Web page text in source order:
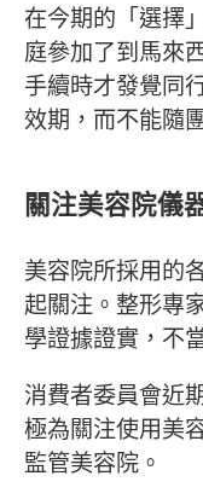
在今期的「選擇
庭參加了到馬來
手續時才發覺同
效期，而不能隨
關注美容院儀
美容院所採用的
起關注。整形專
學證據證實，不
消費者委員會近
極為關注使用美
監管美容院。